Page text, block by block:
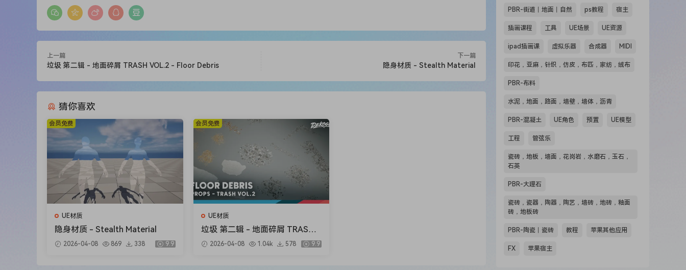
上一篇
垃圾 第二辑 - 地面碎屑 TRASH VOL.2 - Floor Debris
下一篇
隐身材质 - Stealth Material
猜你喜欢
UE材质
隐身材质 - Stealth Material
2026-04-08 869 338 9.9
会员免费
UE材质
垃圾 第二辑 - 地面碎屑 TRASH V
OL.2 - Floor Debris
2026-04-08 1.04k 578 9.9
会员免费
PBR-街道丨地面丨自然 ps教程 宿主
插画课程 工具 UE场景 UE资源
ipad插画课 虚拟乐器 合成器 MIDI
印花，亚麻，针织，仿皮，布匹，家纺，绒布
PBR-布料
水泥，地面，路面，墙壁，墙体，沥青
PBR-混凝土 UE角色 预置 UE模型
工程 管弦乐
瓷砖，地板，墙面，花岗岩，水磨石，玉石，
石英
PBR-大理石
瓷砖，瓷器，陶器，陶艺，墙砖，地砖，釉面
砖，地板砖
PBR-陶瓷丨瓷砖 教程 苹果其他应用
FX 苹果宿主